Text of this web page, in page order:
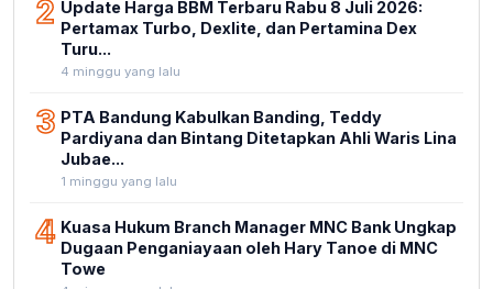
2 Update Harga BBM Terbaru Rabu 8 Juli 2026:
Pertamax Turbo, Dexlite, dan Pertamina Dex
Turu...
4 minggu yang lalu
3 PTA Bandung Kabulkan Banding, Teddy
Pardiyana dan Bintang Ditetapkan Ahli Waris Lina
Jubae...
1 minggu yang lalu
4 Kuasa Hukum Branch Manager MNC Bank Ungkap
Dugaan Penganiayaan oleh Hary Tanoe di MNC
Towe